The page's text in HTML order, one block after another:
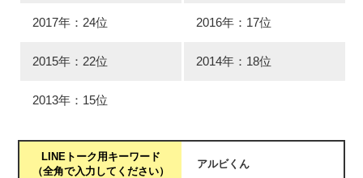
2017年：24位 2016年：17位
2015年：22位 2014年：18位
2013年：15位
LINEトーク用キーワード
（全角で入力してください）
アルビくん